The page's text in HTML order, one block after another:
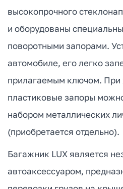
высокопрочного
и оборудованы
поворотными запорами.
автомобиле, его легко
прилагаемым ключом. При
пластиковые запоры
набором металлических
(приобретается отдельно).
Багажник LUX является
автоаксессуаром,